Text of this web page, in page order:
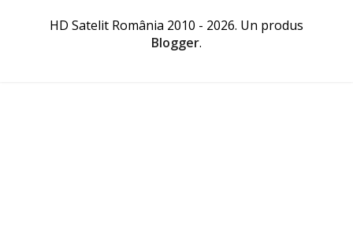
HD Satelit România 2010 - 2026. Un produs
Blogger.